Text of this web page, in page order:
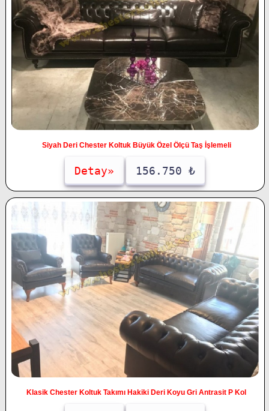
Siyah Deri Chester Koltuk Büyük Özel Ölçü Taş İşlemeli
Detay» 156.750 ₺
Klasik Chester Koltuk Takımı Hakiki Deri Koyu Gri Antrasit P Kol